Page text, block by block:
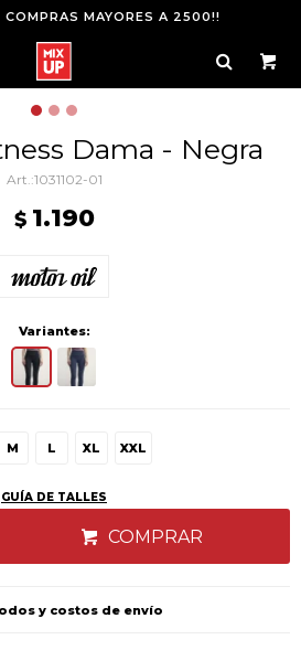
COMPRAS MAYORES A 2500!!
Dama - Negra
1031102-01
$ 1.190
Variantes:
M L XL XXL
GUÍA DE TALLES
COMPRAR
y costos de envío